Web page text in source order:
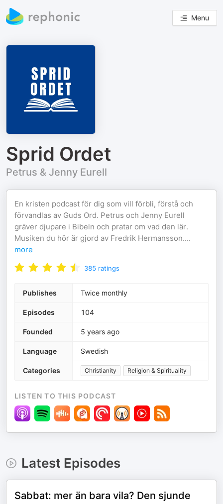
Menu
Sprid Ordet
Petrus & Jenny Eurell
En kristen podcast för dig som vill förbli, förstå och
förvandlas av Guds Ord. Petrus och Jenny Eurell
gräver djupare i Bibeln och pratar om vad den lär.
Musiken du hör är gjord av Fredrik Hermansson....
more
385 ratings
Publishes Twice monthly
Episodes 104
Founded 5 years ago
Language Swedish
Categories Christianity Religion & Spirituality
LISTEN TO THIS PODCAST
Latest Episodes
Sabbat: mer än bara vila? Den sjunde